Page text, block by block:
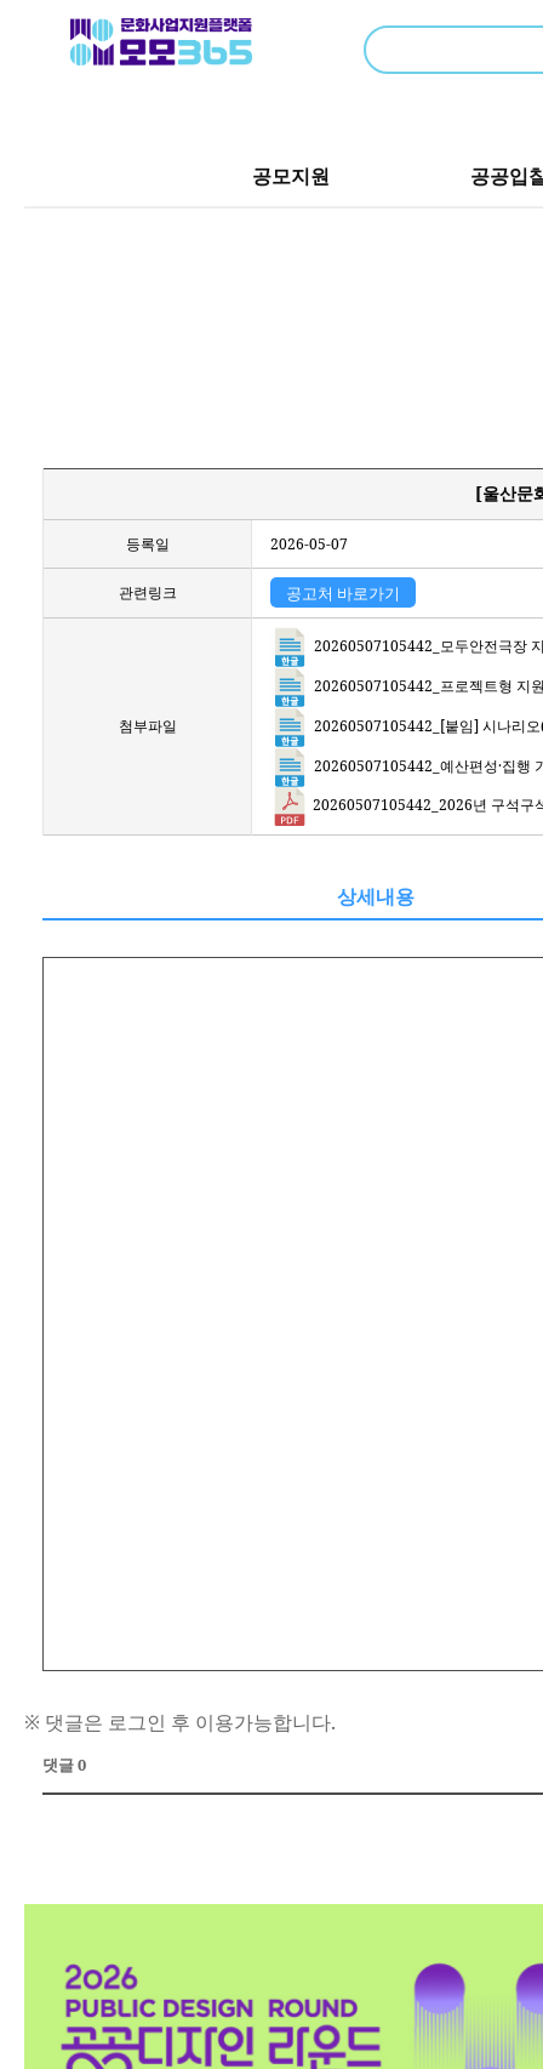
공모지원 공공입
[울산문
등록일 2026-05-07
관련링크 공고처 바로가기
첨부파일
20260507105442_모두안전극장
20260507105442_프로젝트형 지
20260507105442_[붙임] 시나리
20260507105442_예산편성·집행
20260507105442_2026년 구석구
상세내용
※ 댓글은 로그인 후 이용가능합니다.
댓글 0